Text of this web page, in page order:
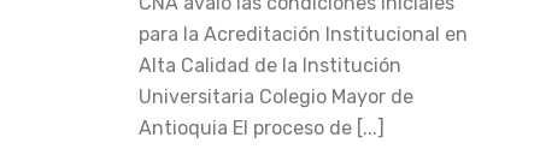
para la Acreditación Institucional en
Alta Calidad de la Institución
Universitaria Colegio Mayor de
Antioquia El proceso de [...]